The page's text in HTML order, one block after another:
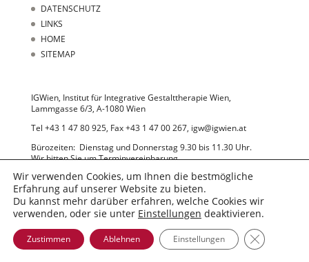
DATENSCHUTZ
LINKS
HOME
SITEMAP
IGWien, Institut für Integrative Gestalttherapie Wien,
Lammgasse 6/3, A-1080 Wien
Tel +43 1 47 80 925, Fax +43 1 47 00 267, igw@igwien.at
Bürozeiten: Dienstag und Donnerstag 9.30 bis 11.30 Uhr.
Wir bitten Sie um Terminvereinbarung.
© 2022 IGWien
Wir verwenden Cookies, um Ihnen die bestmögliche
Erfahrung auf unserer Website zu bieten.
Du kannst mehr darüber erfahren, welche Cookies wir
verwenden, oder sie unter Einstellungen deaktivieren.
Zustimmen Ablehnen Einstellungen GDPR